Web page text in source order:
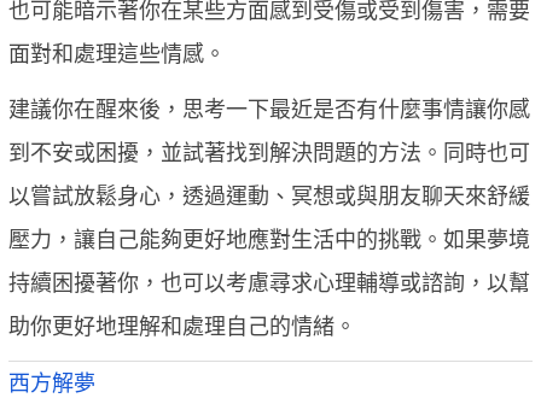
也可能暗示著你在某些方面感到受傷或受到傷害，需要
面對和處理這些情感。
建議你在醒來後，思考一下最近是否有什麼事情讓你感
到不安或困擾，並試著找到解決問題的方法。同時也可
以嘗試放鬆身心，透過運動、冥想或與朋友聊天來舒緩
壓力，讓自己能夠更好地應對生活中的挑戰。如果夢境
持續困擾著你，也可以考慮尋求心理輔導或諮詢，以幫
助你更好地理解和處理自己的情緒。
西方解夢